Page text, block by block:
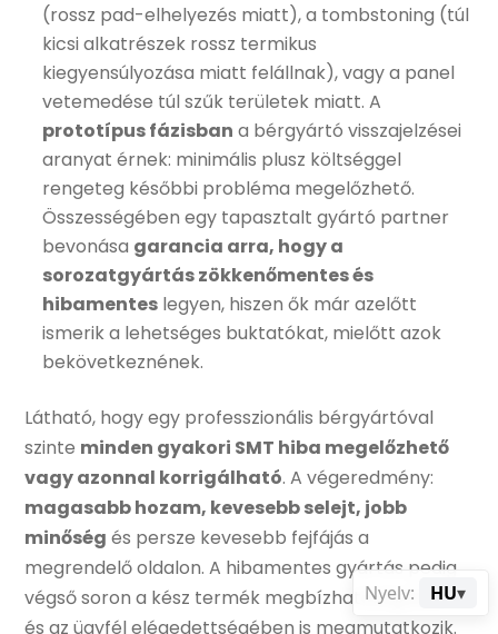
(rossz pad-elhelyezés miatt), a tombstoning (túl
kicsi alkatrészek rossz termikus
kiegyensúlyozása miatt felállnak), vagy a panel
vetemedése túl szűk területek miatt. A
prototípus fázisban a bérgyártó visszajelzései
aranyat érnek: minimális plusz költséggel
rengeteg későbbi probléma megelőzhető.
Összességében egy tapasztalt gyártó partner
bevonása garancia arra, hogy a
sorozatgyártás zökkenőmentes és
hibamentes legyen, hiszen ők már azelőtt
ismerik a lehetséges buktatókat, mielőtt azok
bekövetkeznének.
Látható, hogy egy professzionális bérgyártóval
szinte minden gyakori SMT hiba megelőzhető
vagy azonnal korrigálható. A végeredmény:
magasabb hozam, kevesebb selejt, jobb
minőség és persze kevesebb fejfájás a
megrendelő oldalon. A hibamentes gyártás pedig
végső soron a kész termék megbízhatóságában
és az ügyfél elégedettségében is megmutatkozik.
Nyelv: HU▾